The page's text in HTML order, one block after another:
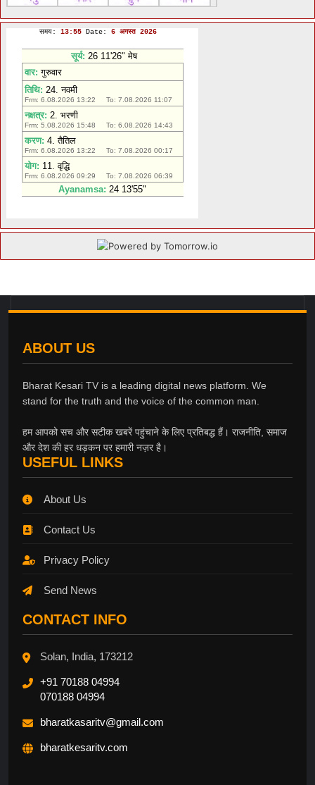
ABOUT US
Bharat Kesari TV is a leading digital news platform. We
stand for the truth and the voice of the common man.
हम आपको सच और सटीक खबरें पहुंचाने के लिए प्रतिबद्ध हैं। राजनीति, समाज
और देश की हर धड़कन पर हमारी नज़र है।
USEFUL LINKS
About Us
Contact Us
Privacy Policy
Send News
CONTACT INFO
Solan, India, 173212
+91 70188 04994
070188 04994
bharatkasaritv@gmail.com
bharatkesaritv.com